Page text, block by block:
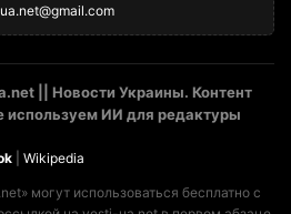
|| Новости Украины. Контент
ИИ для редактуры
Wikipedia
могут использоваться бесплатно с